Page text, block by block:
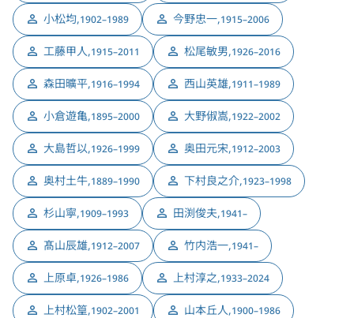
小松均,1902–1989 今野忠一,1915–2006
工藤甲人,1915–2011 松尾敏男,1926–2016
森田曠平,1916–1994 西山英雄,1911–1989
小倉遊亀,1895–2000 大野俶嵩,1922–2002
大島哲以,1926–1999 奥田元宋,1912–2003
奥村土牛,1889–1990 下村良之介,1923–1998
杉山寧,1909–1993 田渕俊夫,1941–
髙山辰雄,1912–2007 竹内浩一,1941–
上原卓,1926–1986 上村淳之,1933–2024
上村松篁,1902–2001 山本丘人,1900–1986